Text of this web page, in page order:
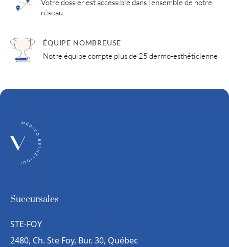
Votre dossier est accessible dans l'ensemble de notre
réseau
ÉQUIPE NOMBREUSE
Notre équipe compte plus de 25 dermo-esthéticienne
Succursales
STE-FOY
2480, Ch. Ste Foy, Bur. 30, Québec